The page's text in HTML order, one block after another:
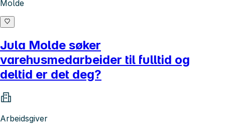
Molde
Jula Molde søker
varehusmedarbeider til fulltid og
deltid er det deg?
Arbeidsgiver